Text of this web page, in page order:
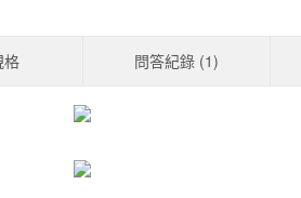
格 問答紀錄 (1)